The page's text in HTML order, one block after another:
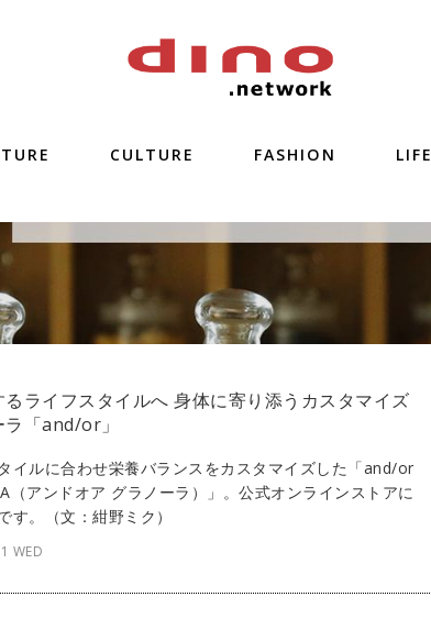
CULTURE FASHION LIFE
るライフスタイルへ 身体に寄り添うカスタマイズ
「and/or」
イルに合わせ栄養バランスをカスタマイズした「and/or
（アンドオア グラノーラ）」。公式オンラインストアに
す。（文：紺野ミク）
WED